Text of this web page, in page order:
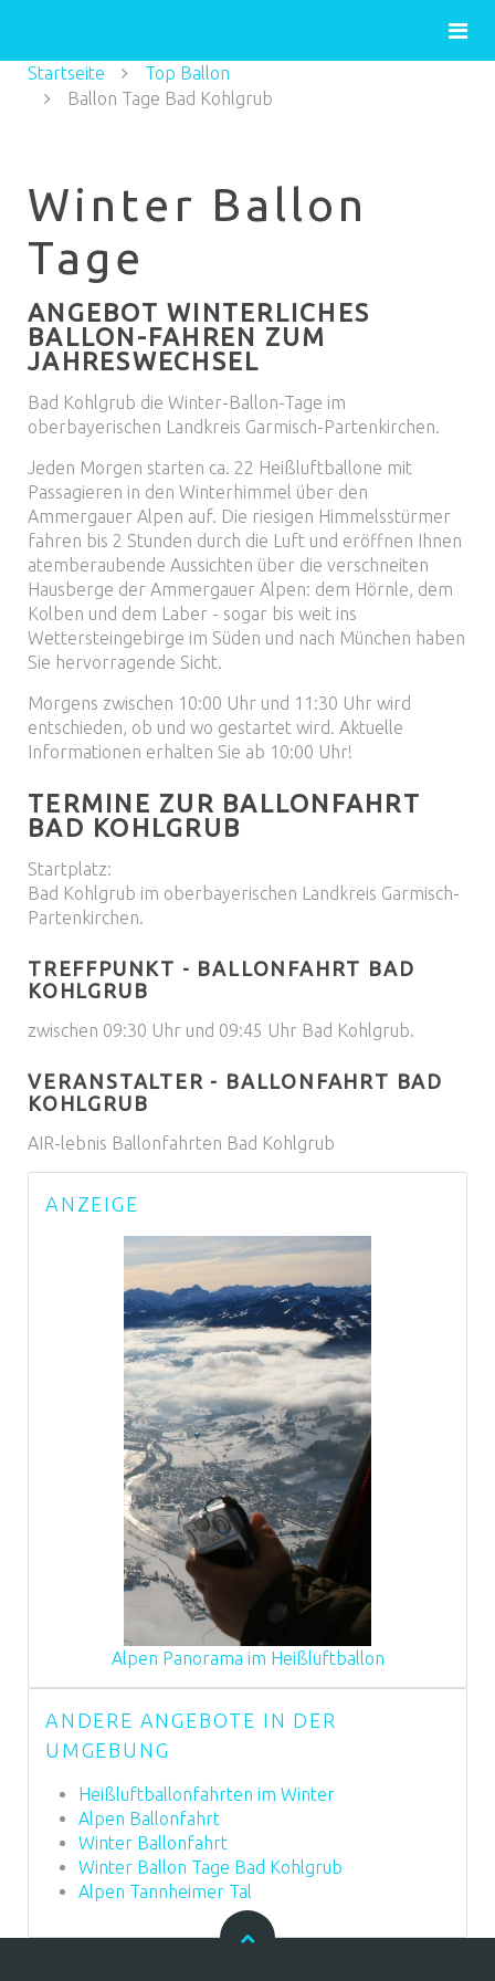
Startseite
Top Ballon
Ballon Tage Bad Kohlgrub
Winter Ballon
Tage
ANGEBOT WINTERLICHES
BALLON-FAHREN ZUM
JAHRESWECHSEL
Bad Kohlgrub die Winter-Ballon-Tage im
oberbayerischen Landkreis Garmisch-Partenkirchen.
Jeden Morgen starten ca. 22 Heißluftballone mit
Passagieren in den Winterhimmel über den
Ammergauer Alpen auf. Die riesigen Himmelsstürmer
fahren bis 2 Stunden durch die Luft und eröffnen Ihnen
atemberaubende Aussichten über die verschneiten
Hausberge der Ammergauer Alpen: dem Hörnle, dem
Kolben und dem Laber - sogar bis weit ins
Wettersteingebirge im Süden und nach München haben
Sie hervorragende Sicht.
Morgens zwischen 10:00 Uhr und 11:30 Uhr wird
entschieden, ob und wo gestartet wird. Aktuelle
Informationen erhalten Sie ab 10:00 Uhr!
TERMINE ZUR BALLONFAHRT
BAD KOHLGRUB
Startplatz:
Bad Kohlgrub im oberbayerischen Landkreis Garmisch-
Partenkirchen.
TREFFPUNKT - BALLONFAHRT BAD
KOHLGRUB
zwischen 09:30 Uhr und 09:45 Uhr Bad Kohlgrub.
VERANSTALTER - BALLONFAHRT BAD
KOHLGRUB
AIR-lebnis Ballonfahrten Bad Kohlgrub
ANZEIGE
Alpen Panorama im Heißluftballon
ANDERE ANGEBOTE IN DER
UMGEBUNG
Heißluftballonfahrten im Winter
Alpen Ballonfahrt
Winter Ballonfahrt
Winter Ballon Tage Bad Kohlgrub
Alpen Tannheimer Tal